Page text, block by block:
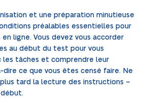
et une préparation minutieuse
préalables essentielles pour
ligne. Vous devez vous accorder
au début du test pour vous
les tâches et comprendre leur
dire ce que vous êtes censé faire. Ne
tard la lecture des instructions –